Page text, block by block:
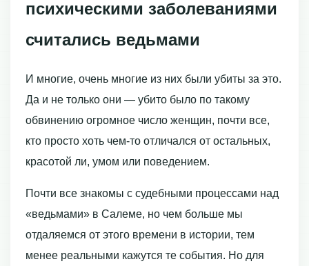
психическими заболеваниями
считались ведьмами
И многие, очень многие из них были убиты за это.
Да и не только они — убито было по такому
обвинению огромное число женщин, почти все,
кто просто хоть чем-то отличался от остальных,
красотой ли, умом или поведением.
Почти все знакомы с судебными процессами над
«ведьмами» в Салеме, но чем больше мы
отдаляемся от этого времени в истории, тем
менее реальными кажутся те события. Но для